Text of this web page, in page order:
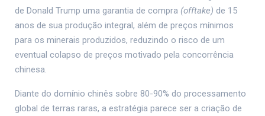
de Donald Trump uma garantia de compra (offtake) de 15
anos de sua produção integral, além de preços mínimos
para os minerais produzidos, reduzindo o risco de um
eventual colapso de preços motivado pela concorrência
chinesa.
Diante do domínio chinês sobre 80-90% do processamento
global de terras raras, a estratégia parece ser a criação de